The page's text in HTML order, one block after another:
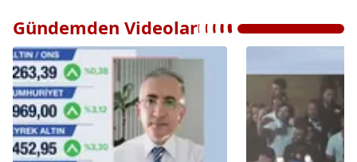
Gündemden Videolar